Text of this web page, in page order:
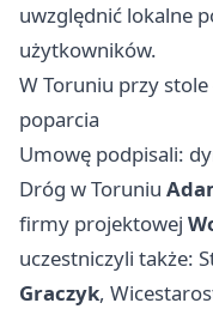
uwzględnić lokalne
użytkowników.
W Toruniu przy stole
poparcia
Umowę podpisali:
Dróg w Toruniu
firmy projektowej
uczestniczyli także:
Graczyk,